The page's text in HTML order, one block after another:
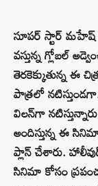
సూపర్ స్టార్
వస్తున్న గ్లోబల్
తెరకెక్కుతున్న ఈ
పాత్రలో
విలన్‌గా
అందిస్తున్న ఈ
ప్లాన్ చేశారు.
సినిమా కోసం